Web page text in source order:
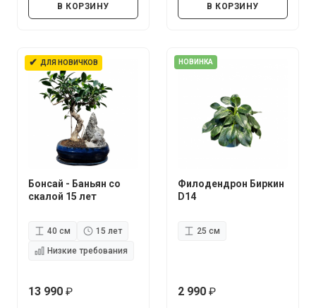
В КОРЗИНУ
В КОРЗИНУ
✔ ДЛЯ НОВИЧКОВ
Бонсай - Баньян со
скалой 15 лет
40 см
15 лет
Низкие требования
13 990
НОВИНКА
Филодендрон Биркин
D14
25 см
2 990